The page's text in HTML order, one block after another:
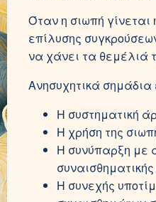
Όταν η σιωπή γίνεται
επίλυσης
να χάνει τα θεμέλιά
Ανησυχητικά σημάδια
Η συστηματική
Η χρήση της
Η συνύπαρξη με
Η συνεχής